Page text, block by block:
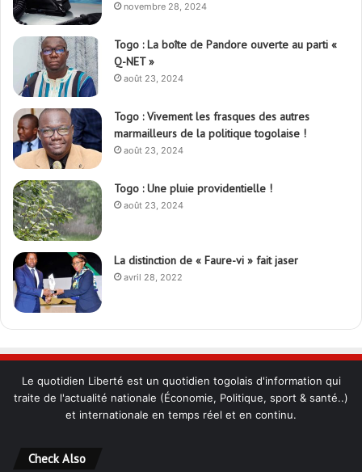
novembre 28, 2024
Togo : La boîte de Pandore ouverte au parti «
Q-NET »
août 23, 2024
Togo : Vivement les frasques des autres
marmailleurs de la politique togolaise !
août 23, 2024
Togo : Une pluie providentielle !
août 23, 2024
La distinction de « Faure-vi » fait jaser
avril 28, 2022
Le quotidien Liberté est un quotidien togolais d'information qui
traite de l'actualité nationale (Économie, Politique, sport & santé..)
et internationale en temps réel et en continu.
Check Also